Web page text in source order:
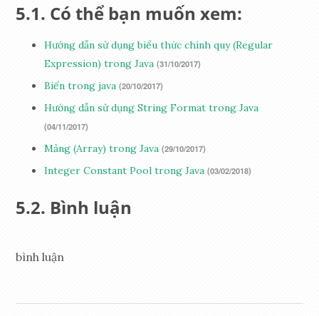
Có thể bạn muốn xem:
Hướng dẫn sử dụng biểu thức chính quy (Regular
Expression) trong Java (31/10/2017)
Biến trong java (20/10/2017)
Hướng dẫn sử dụng String Format trong Java
(04/11/2017)
Mảng (Array) trong Java (29/10/2017)
Integer Constant Pool trong Java (03/02/2018)
Bình luận
bình luận